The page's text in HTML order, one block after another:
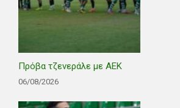
Πρόβα τζενεράλε με ΑΕΚ
06/08/2026